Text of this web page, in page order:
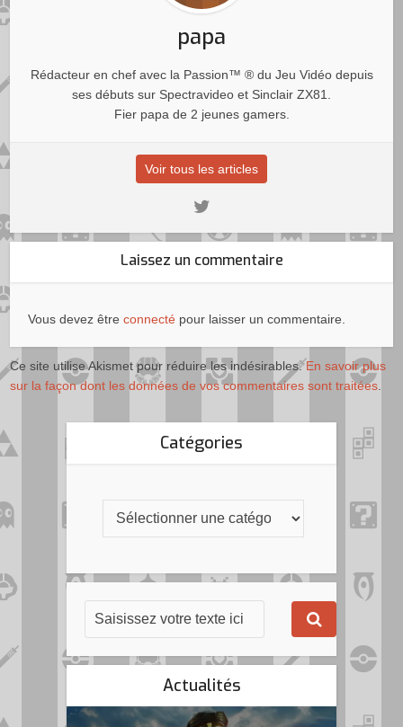
papa
Rédacteur en chef avec la Passion™ ® du Jeu Vidéo depuis
ses débuts sur Spectravideo et Sinclair ZX81.
Fier papa de 2 jeunes gamers.
Voir tous les articles
Laissez un commentaire
Vous devez êtreconnecté pour laisser un commentaire.
Ce site utilise Akismet pour réduire les indésirables.En savoir plus
sur la façon dont les données de vos commentaires sont traitées
Catégories
Actualités